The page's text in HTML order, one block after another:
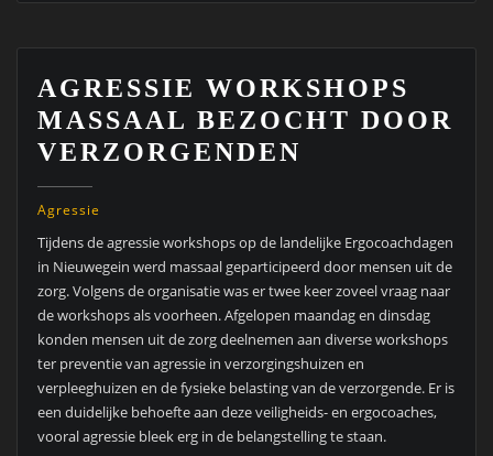
AGRESSIE WORKSHOPS
MASSAAL BEZOCHT DOOR
VERZORGENDEN
Agressie
Tijdens de agressie workshops op de landelijke Ergocoachdagen
in Nieuwegein werd massaal geparticipeerd door mensen uit de
zorg. Volgens de organisatie was er twee keer zoveel vraag naar
de workshops als voorheen. Afgelopen maandag en dinsdag
konden mensen uit de zorg deelnemen aan diverse workshops
ter preventie van agressie in verzorgingshuizen en
verpleeghuizen en de fysieke belasting van de verzorgende. Er is
een duidelijke behoefte aan deze veiligheids- en ergocoaches,
vooral agressie bleek erg in de belangstelling te staan.